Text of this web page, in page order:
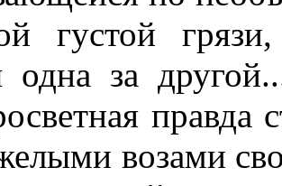
густой
одна за
возами